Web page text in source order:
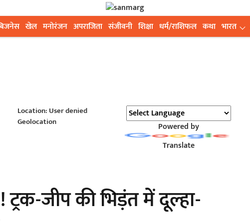
खेल मनोरंजन अपराजिता संजीवनी शिक्षा धर्म/राशिफल कथा भारत
Location: User denied
Geolocation
Powered by
Translate
जीप की भिड़ंत में दूल्हा-